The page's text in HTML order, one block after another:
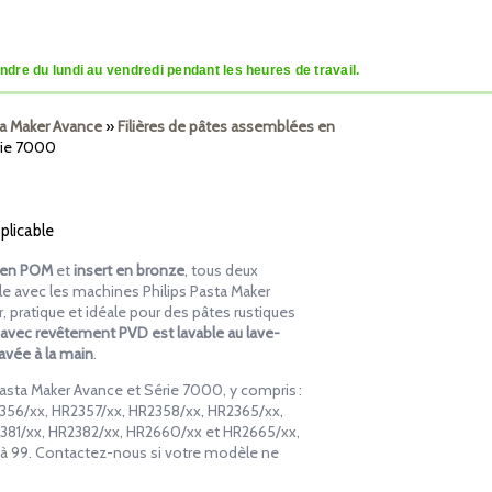
du lundi au vendredi pendant les heures de travail.
Maker Avance»Filières de pâtes assemblées en
7000
POMetinsert en bronze, tous deux
avec les machines Philips Pasta Maker
et idéale pour des pâtes rustiques
revêtement PVD est lavable au lave-
à la main.
Maker Avance et Série 7000, y compris :
xx, HR2357/xx, HR2358/xx, HR2365/xx,
xx, HR2382/xx, HR2660/xx et HR2665/xx,
99. Contactez-nous si votre modèle ne